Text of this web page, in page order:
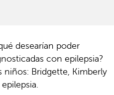
desearían poder
con epilepsia?
niños: Bridgette, Kimberly